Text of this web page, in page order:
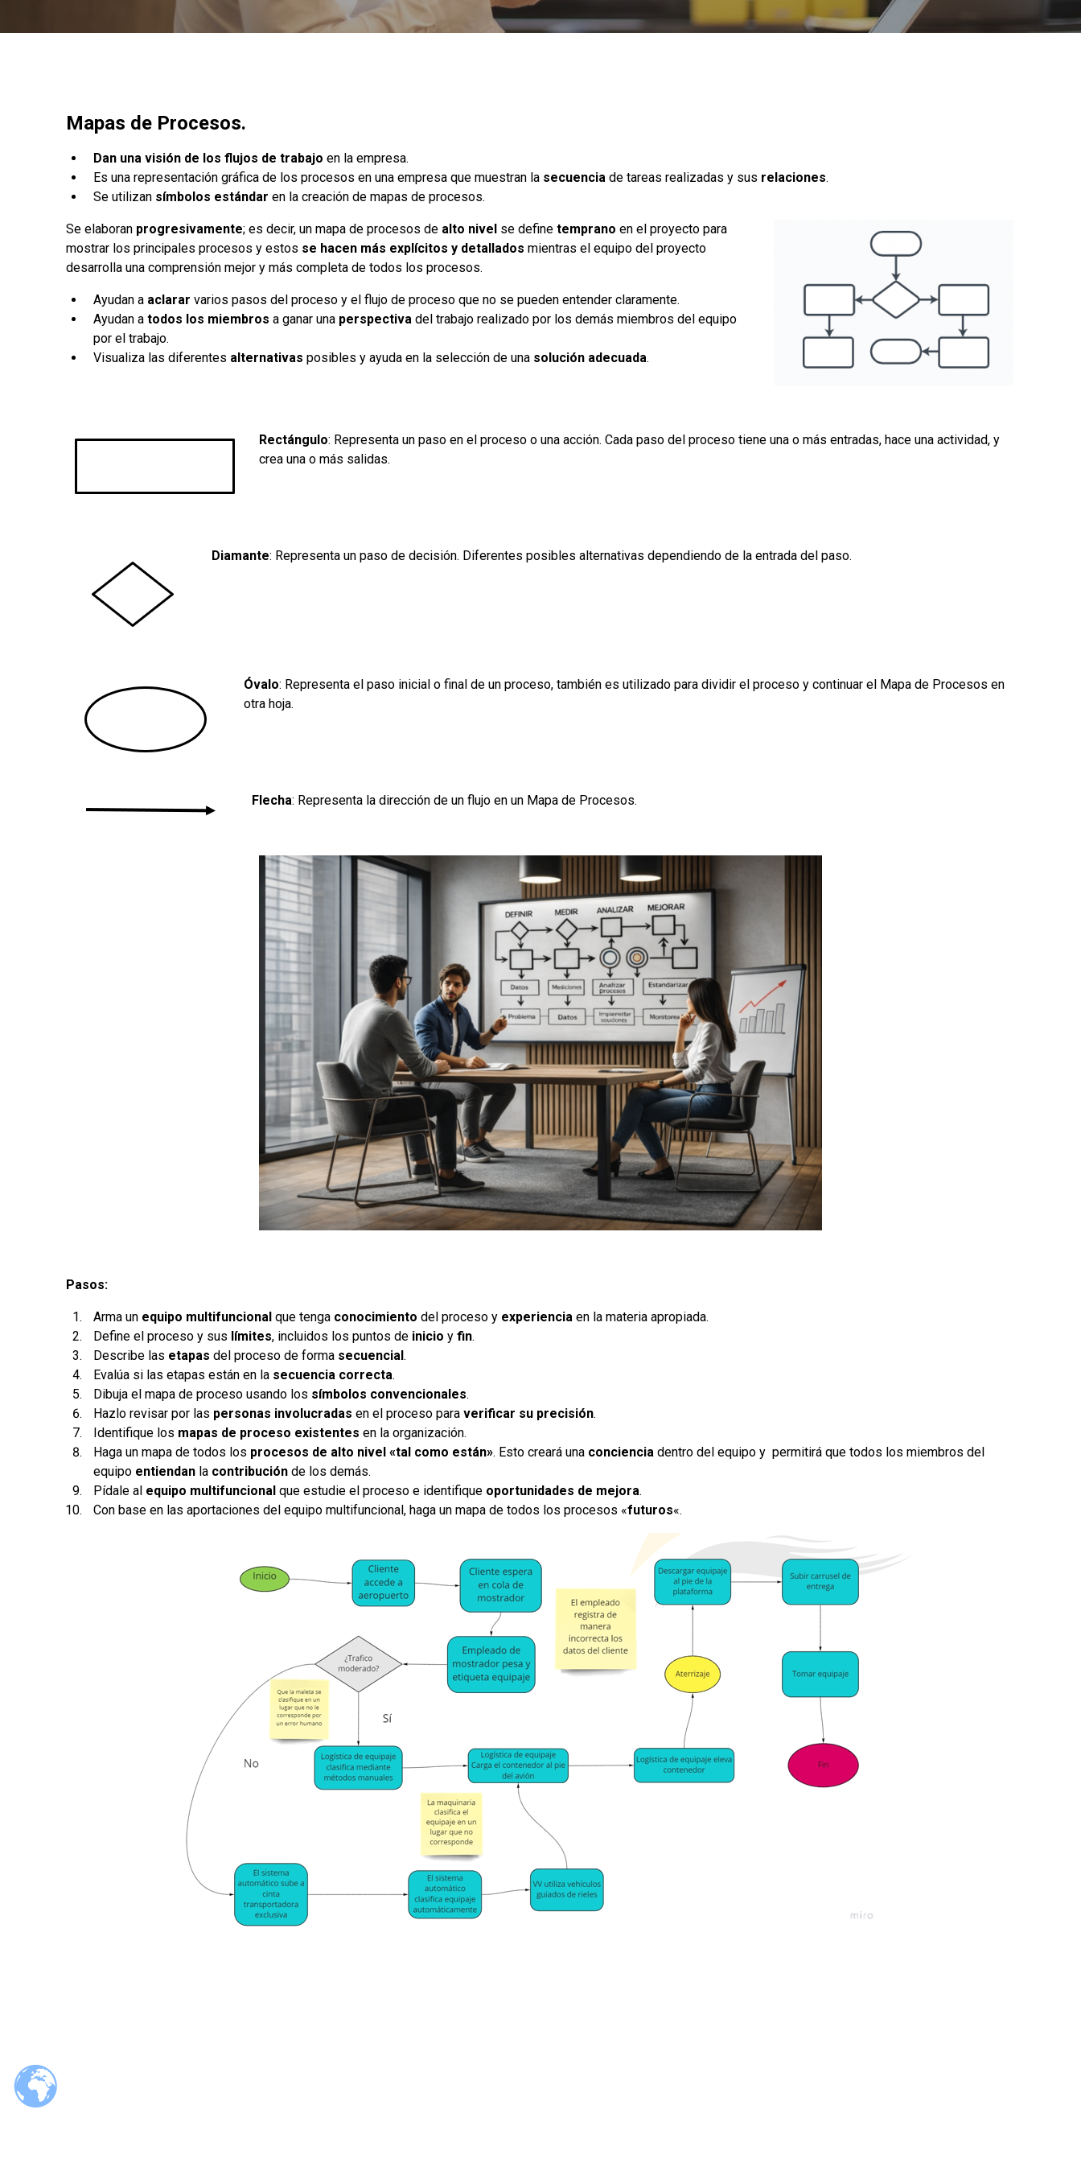
Mapas de Procesos.
Dan una visión de los flujos de trabajoen la empresa.
Es una representación gráfica de los procesos en una empresa que muestran la secuencia de tareas realizadas y sus relaciones.
Se utilizan símbolos estándaren la creación de mapas de procesos.
Se elaboran progresivamente; es decir, un mapa de procesos de alto nivel se definetemprano en el proyecto para
mostrar los principales procesos y estos se hacen más explícitos y detalladosmientras el equipo del proyecto
desarrolla una comprensión mejor y más completa de todos los procesos.
Ayudan a aclarar varios pasos del proceso y el flujo de proceso que no se pueden entender claramente.
Ayudan atodos los miembrosa ganar una perspectiva del trabajo realizado por los demás miembros del equipo
por el trabajo.
Visualiza las diferentes alternativas posibles y ayuda en la selección de una solución adecuada.
Rectángulo: Representa un paso en el proceso o una acción. Cada paso del proceso tiene una o más entradas, hace una actividad, y
crea una o más salidas.
Diamante: Representa un paso de decisión. Diferentes posibles alternativas dependiendo de la entrada del paso.
Óvalo: Representa el paso inicial o final de un proceso, también es utilizado para dividir el proceso y continuar el Mapa de Procesos en
otra hoja.
Flecha: Representa la dirección de un flujo en un Mapa de Procesos.
Pasos:
Arma un equipo multifuncionalque tenga conocimiento del proceso y experiencia en la materia apropiada.
Define el proceso y sus límites, incluidos los puntos de inicio yfin.
Describe las etapas del proceso de forma secuencial.
Evalúa si las etapas están en la secuencia correcta.
Dibuja el mapa de proceso usando los símbolos convencionales.
Hazlo revisar por las personas involucradasen el proceso paraverificar su precisión.
Identifique los mapas de proceso existentesen la organización.
Haga un mapa de todos los procesos de alto nivel «tal como están». Esto creará una conciencia dentro del equipo y permitirá que todos los miembros del
equipo entiendan la contribución de los demás.
Pídale al equipo multifuncional que estudie el proceso e identifique oportunidades de mejora.
Con base en las aportaciones del equipo multifuncional, haga un mapa de todos los procesos «futuros«.